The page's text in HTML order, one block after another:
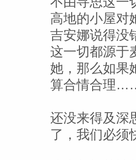
高地的小屋对
吉安娜说得没
这一切都源于
她，那么如果
算合情合理
还没来得及深
了，我们必须